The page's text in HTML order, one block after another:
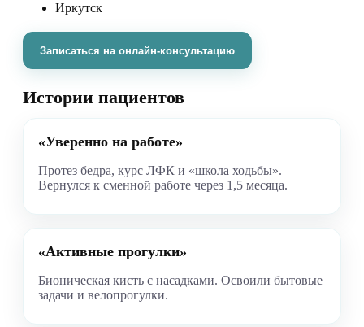
Иркутск
Записаться на онлайн-консультацию
Истории пациентов
«Уверенно на работе»
Протез бедра, курс ЛФК и «школа ходьбы».
Вернулся к сменной работе через 1,5 месяца.
«Активные прогулки»
Бионическая кисть с насадками. Освоили бытовые
задачи и велопрогулки.